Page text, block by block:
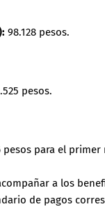
98.128 pesos.
pesos.
pesos para el primer
a los
de pagos